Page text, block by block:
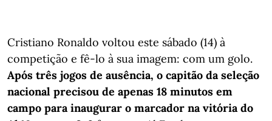
Cristiano Ronaldo voltou este sábado (14) à
competição e fê-lo à sua imagem: com um golo.
Após três jogos de ausência, o capitão da seleção
nacional precisou de apenas 18 minutos em
campo para inaugurar o marcador na vitória do